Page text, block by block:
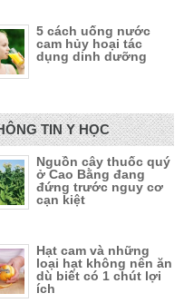
5 cách uống nước
cam hủy hoại tác
dụng dinh dưỡng
TIN Y HỌC
Nguồn cây thuốc quý
ở Cao Bằng đang
đứng trước nguy cơ
cạn kiệt
Hạt cam và những
loại hạt không nên ăn
dù biết có 1 chút lợi
ích